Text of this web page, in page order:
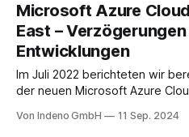
Microsoft Azure
East –
Entwicklungen
Im Juli 2022 berichteten wir
der neuen Microsoft Azure
Cloud Region Austria East
Von Indeno GmbH 11 Sep. 2024